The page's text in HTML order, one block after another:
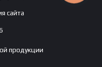
сайта
продукции